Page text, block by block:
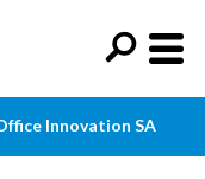
Innovation SA